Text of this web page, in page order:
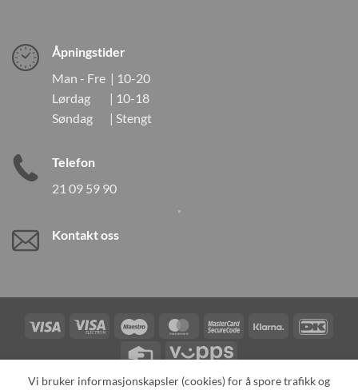
Åpningstider
Man - Fre | 10-20
Lørdag | 10-18
Søndag | Stengt
Telefon
21 09 59 90
Kontakt oss
Visa
Visa
Maestro MasterCardMasterCardKlarna
Credit
Vipps
Vi bruker informasjonskapsler (cookies) for å spore trafikk og